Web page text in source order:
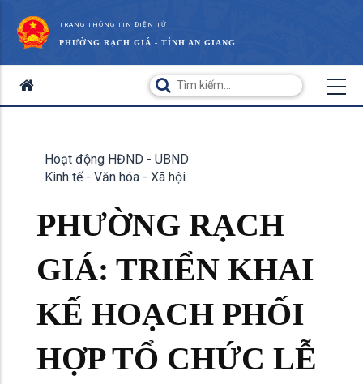
TRANG THÔNG TIN ĐIỆN TỬ
PHƯỜNG RẠCH GIÁ - TỈNH AN GIANG
Hoạt động HĐND - UBND
Kinh tế - Văn hóa - Xã hội
PHƯỜNG RẠCH
GIÁ: TRIỂN KHAI
KẾ HOẠCH PHỐI
HỢP TỔ CHỨC LỄ